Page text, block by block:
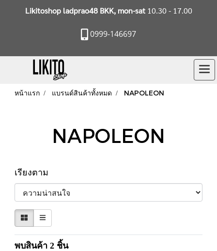
Likitoshop ladprao48 BKK, mon-sat10.30 - 17.00
0999-146697
หน้าแรก แบรนด์สินค้าทั้งหมด NAPOLEON
NAPOLEON
เรียงตาม
พบสินค้า 2 ชิ้น